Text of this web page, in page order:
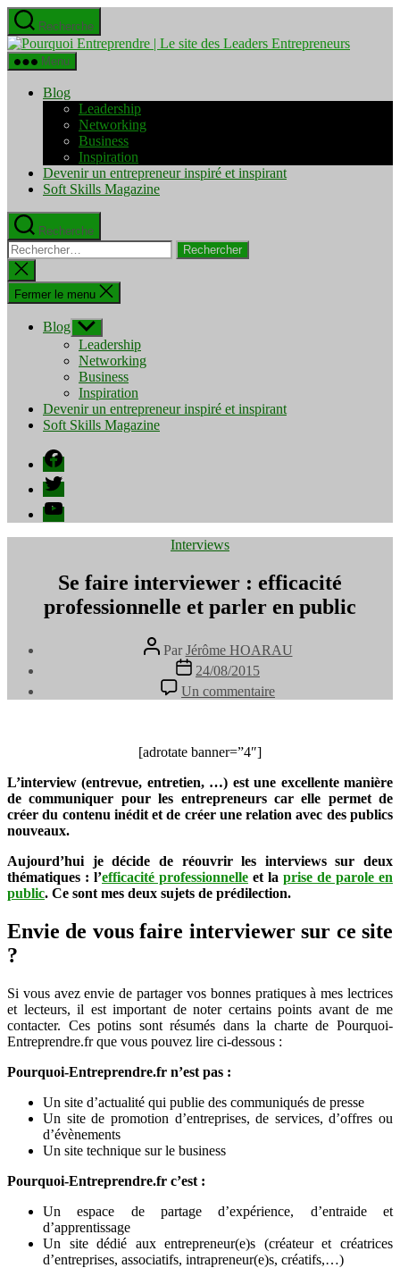
Aller
au
contenu
Recherche
Pourquoi
Menu
Blog
Leadership
Networking
Business
Inspiration
Devenir un entrepreneur inspiré et inspirant
Soft Skills Magazine
Recherche
Rechercher :
Fermer
la
recherche
Fermer le menu
Blog Afficher
le
sous-
menu
Leadership
Networking
Business
Inspiration
Devenir un entrepreneur inspiré et inspirant
Soft Skills Magazine
Facebook
Twitter
YouTube
Catégories
Interviews
Se faire interviewer : efficacité
professionnelle et parler en public
Auteur
de
l’article
Par Jérôme HOARAU
Date
de
l’article
24/08/2015
Un commentaire
Se
professionnelle
et
parler
[adrotate banner=”4″]
L’interview (entrevue, entretien, …) est une excellente manière
de communiquer pour les entrepreneurs car elle permet de
créer du contenu inédit et de créer une relation avec des publics
nouveaux.
Aujourd’hui je décide de réouvrir les interviews sur deux
thématiques : l’efficacité professionnelle et la prise de parole en
public. Ce sont mes deux sujets de prédilection.
Envie de vous faire interviewer sur ce site
?
Si vous avez envie de partager vos bonnes pratiques à mes lectrices
et lecteurs, il est important de noter certains points avant de me
contacter. Ces potins sont résumés dans la charte de Pourquoi-
Entreprendre.fr que vous pouvez lire ci-dessous :
Pourquoi-Entreprendre.fr n’est pas :
Un site d’actualité qui publie des communiqués de presse
Un site de promotion d’entreprises, de services, d’offres ou
d’évènements
Un site technique sur le business
Pourquoi-Entreprendre.fr c’est :
Un espace de partage d’expérience, d’entraide et
d’apprentissage
Un site dédié aux entrepreneur(e)s (créateur et créatrices
d’entreprises, associatifs, intrapreneur(e)s, créatifs,…)